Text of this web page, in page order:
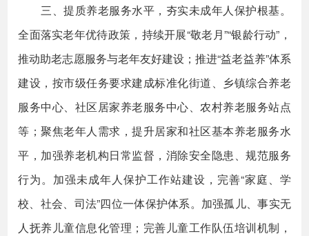
三、提质养老服务水平，夯实未成年人保护根基。
全面落实老年优待政策，持续开展“敬老月”“银龄行动”，
推动助老志愿服务与老年友好建设；推进“益老益养”体系
建设，按市级任务要求建成标准化街道、乡镇综合养老
服务中心、社区居家养老服务中心、农村养老服务站点
等；聚焦老年人需求，提升居家和社区基本养老服务水
平，加强养老机构日常监督，消除安全隐患、规范服务
行为。加强未成年人保护工作站建设，完善“家庭、学
校、社会、司法”四位一体保护体系。加强孤儿、事实无
人抚养儿童信息化管理；完善儿童工作队伍培训机制，